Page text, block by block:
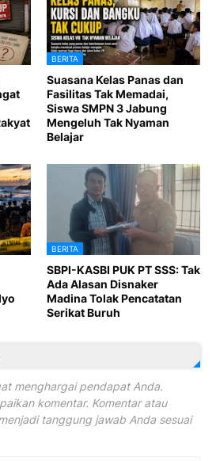
BERITA
Suasana Kelas Panas dan
Fasilitas Tak Memadai,
Siswa SMPN 3 Jabung
Mengeluh Tak Nyaman
Belajar
BERITA
SBPI-KASBI PUK PT SSS: Tak
Ada Alasan Disnaker
Madina Tolak Pencatatan
Serikat Buruh
menghargai pendapat Anda.
komentar. Komentar atau
tanggung jawab Anda sesuai